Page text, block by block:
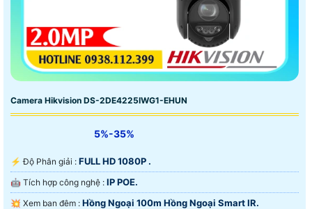
Camera Hikvision DS-2DE4225IWG1-EHUN
5%-35%
️⚡ Độ Phân giải : FULL HD 1080P .
🤖️ Tích hợp công nghệ : IP POE.
💥 Xem ban đêm : Hồng Ngoại 100m Hồng Ngoại Smart IR.